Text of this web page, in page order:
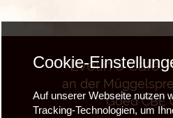
Evelin`s Cafe-
an der
Goed CBE
Cookie-
Auf unserer Webseite nutzen
Tracking-Technologien, um